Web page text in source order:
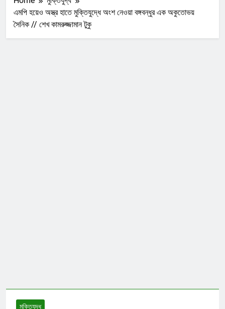
এমপি হয়েও অস্ত্র হাতে মুক্তিযুদ্ধে অংশ নেওয়া বঙ্গবন্ধুর এক অকুতোভয়
সৈনিক // শেখ কামরুজ্জামান টুকু
মুক্তিযুদ্ধ